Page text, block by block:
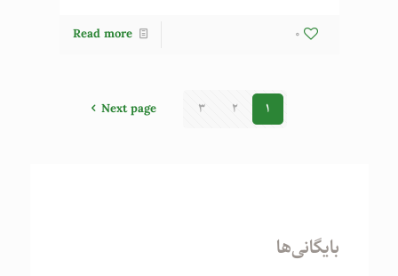
0
Read more
1
2
3
Next page
بایگانی‌ها